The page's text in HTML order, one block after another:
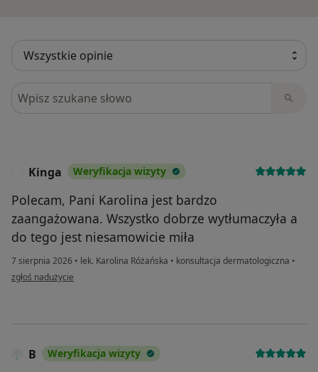
Szukaj w opiniach
Kinga Weryfikacja wizyty
Polecam, Pani Karolina jest bardzo
zaangażowana. Wszystko dobrze wytłumaczyła a
do tego jest niesamowicie miła
7 sierpnia 2026 • lek. Karolina Różańska • konsultacja dermatologiczna •
w opinii użytkownika Kinga
zgłoś nadużycie
B Weryfikacja wizyty